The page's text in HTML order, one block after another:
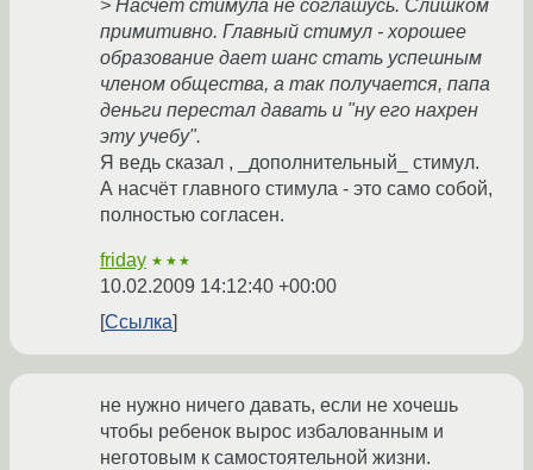
> Насчет стимула не соглашусь. Слишком
примитивно. Главный стимул - хорошее
образование дает шанс стать успешным
членом общества, а так получается, папа
деньги перестал давать и "ну его нахрен
эту учебу".
Я ведь сказал , _дополнительный_ стимул.
А насчёт главного стимула - это само собой,
полностью согласен.
friday ★★★
10.02.2009 14:12:40 +00:00
Ссылка
не нужно ничего давать, если не хочешь
чтобы ребенок вырос избалованным и
неготовым к самостоятельной жизни.